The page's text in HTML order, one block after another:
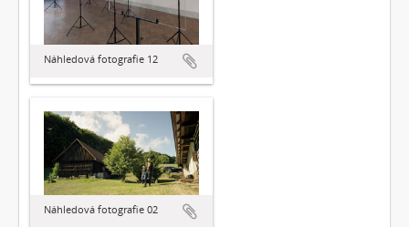
Náhledová fotografie 12
Náhledová fotografie 02